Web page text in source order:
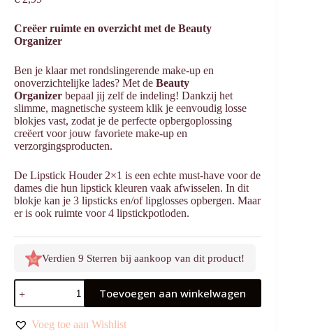
Creëer ruimte en overzicht met de Beauty
Organizer
Ben je klaar met rondslingerende make-up en
onoverzichtelijke lades? Met de Beauty
Organizer bepaal jij zelf de indeling! Dankzij het
slimme, magnetische systeem klik je eenvoudig losse
blokjes vast, zodat je de perfecte opbergoplossing
creëert voor jouw favoriete make-up en
verzorgingsproducten.
De Lipstick Houder 2×1 is een echte must-have voor de
dames die hun lipstick kleuren vaak afwisselen. In dit
blokje kan je 3 lipsticks en/of lipglosses opbergen. Maar
er is ook ruimte voor 4 lipstickpotloden.
Verdien 9 Sterren bij aankoop van dit product!
Lipstick
Houder
2x1
aantal
Toevoegen aan winkelwagen
Voeg toe aan Wishlist